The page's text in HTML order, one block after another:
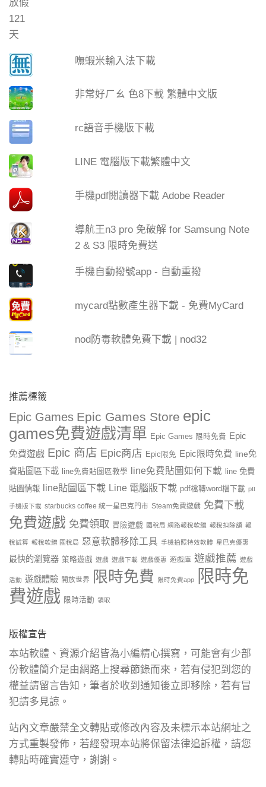
嘸蝦米輸入法下載
非常好ㄏㄠ 色8下載 繁體中文版
rc語音手機版下載
LINE 電腦版下載繁體中文
手機pdf閱讀器下載 Adobe Reader
導航王n3 pro 免破解 for Samsung Note
2 & S3 限時免費送
手機自動撥號app - 自動重撥
mycard點數產生器下載 - 免費MyCard
nod防毒軟體免費下載 | nod32
推薦標籤
Epic Games Epic Games Store epic
games免費遊戲清單 Epic Games 限時免費 Epic
免費遊戲 Epic 商店 Epic商店 Epic限免 Epic限時免費 line免
費貼圖區下載
line免費貼圖區教學 line免費貼圖如何下載
line 免費
貼圖情報
line貼圖區下載 Line 電腦版下載 pdf檔轉word檔下載 ptt
手機版下載 starbucks coffee 統一星巴克門市 Steam免費遊戲 免費下載
免費遊戲 免費領取 冒險遊戲 國稅局 網路報稅軟體 報稅扣除額 報
稅試算 報稅軟體 國稅局 惡意軟體移除工具 手機拍照特效軟體 星巴克優惠
最快的瀏覽器 策略遊戲 遊戲 遊戲下載 遊戲優惠 遊戲庫 遊戲推薦 遊戲
活動 遊戲體驗 開放世界 限時免費 限時免費app
限時免
費遊戲 限時活動 領取
版權宣告
本站軟體、資源介紹皆為小編精心撰寫，可能會有少部
份軟體簡介是由網路上搜尋節錄而來，若有侵犯到您的
權益請留言告知，筆者於收到通知後立即移除，若有冒
犯請多見諒。
站內文章嚴禁全文轉貼或修改內容及未標示本站網址之
方式重製發佈，若經發現本站將保留法律追訴權，請您
轉貼時確實遵守，謝謝。